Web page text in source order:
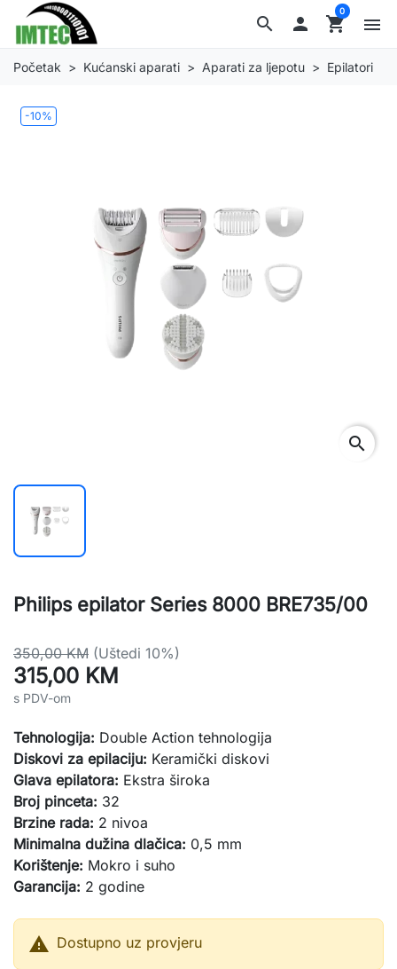
search  shopping_cart
0
menu
Početak Kućanski aparati Aparati za ljepotu Epilatori
-10%
search
Philips epilator Series 8000 BRE735/00
350,00 KM (Uštedi 10%)
315,00 KM
s PDV-om
Tehnologija: Double Action tehnologija
Diskovi za epilaciju: Keramički diskovi
Glava epilatora: Ekstra široka
Broj pinceta: 32
Brzine rada: 2 nivoa
Minimalna dužina dlačica: 0,5 mm
Korištenje: Mokro i suho
Garancija: 2 godine
 Dostupno uz provjeru